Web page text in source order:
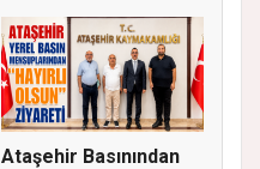
Ataşehir Basınından